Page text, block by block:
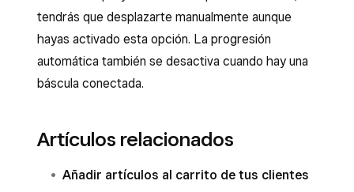
tendrás que desplazarte manualmente aunque
hayas activado esta opción. La progresión
automática también se desactiva cuando hay una
báscula conectada.
Artículos relacionados
Añadir artículos al carrito de tus clientes